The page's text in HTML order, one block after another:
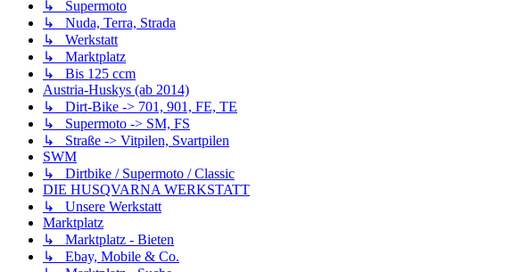
↳ Supermoto
↳ Nuda, Terra, Strada
↳ Werkstatt
↳ Marktplatz
↳ Bis 125 ccm
Austria-Huskys (ab 2014)
↳ Dirt-Bike -> 701, 901, FE, TE
↳ Supermoto -> SM, FS
↳ Straße -> Vitpilen, Svartpilen
SWM
↳ Dirtbike / Supermoto / Classic
DIE HUSQVARNA WERKSTATT
↳ Unsere Werkstatt
Marktplatz
↳ Marktplatz - Bieten
↳ Ebay, Mobile & Co.